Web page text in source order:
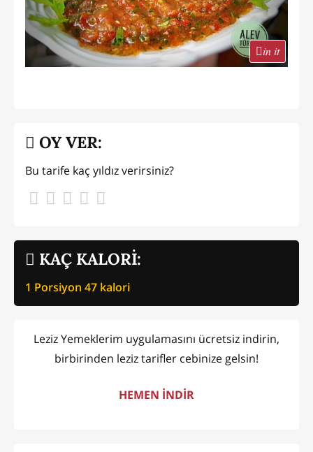
in it
KAÇ KALORİ:
1 Porsiyon 47 kalori
OY VER:
Bu tarife kaç yıldız verirsiniz?
Leziz Yemeklerim uygulamasını ücretsiz indirin,
birbirinden leziz tarifler cebinize gelsin!
HEMEN İNDİR